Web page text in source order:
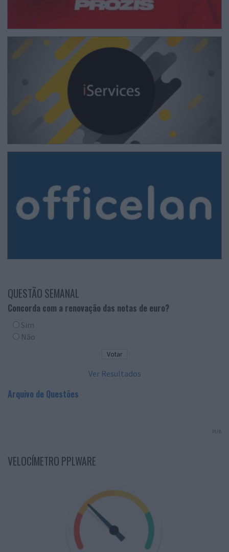
QUESTÃO SEMANAL
Concorda com a renovação das notas de euro?
Sim
Não
Ver Resultados
Arquivo de Questões
PUB
VELOCÍMETRO PPLWARE